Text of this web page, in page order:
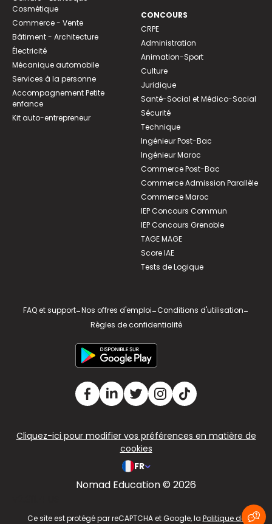
Cosmétique
Commerce - Vente
Bâtiment - Architecture
Électricité
Mécanique automobile
Services à la personne
Accompagnement Petite
enfance
Kit auto-entrepreneur
CONCOURS
CRPE
Administration
Animation-Sport
Culture
Juridique
Santé-Social et Médico-Social
Sécurité
Technique
Ingénieur Post-Bac
Ingénieur Maroc
Commerce Post-Bac
Commerce Admission Parallèle
Commerce Maroc
IEP Concours Commun
IEP Concours Grenoble
TAGE MAGE
Score IAE
Tests de Logique
FAQ et support-Nos offres d'emploi-Conditions d'utilisation-
Règles de confidentialité
Cliquez-ici pour modifier vos préférences en matière de
cookies
FR
Nomad Education © 2026
Ce site est protégé par reCAPTCHA et Google, la Politique de